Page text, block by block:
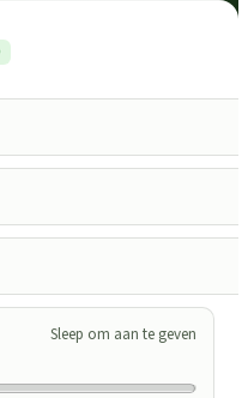
Sleep om aan te geven